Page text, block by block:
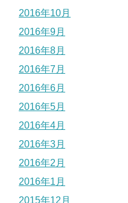
2016年10月
2016年9月
2016年8月
2016年7月
2016年6月
2016年5月
2016年4月
2016年3月
2016年2月
2016年1月
2015年12月